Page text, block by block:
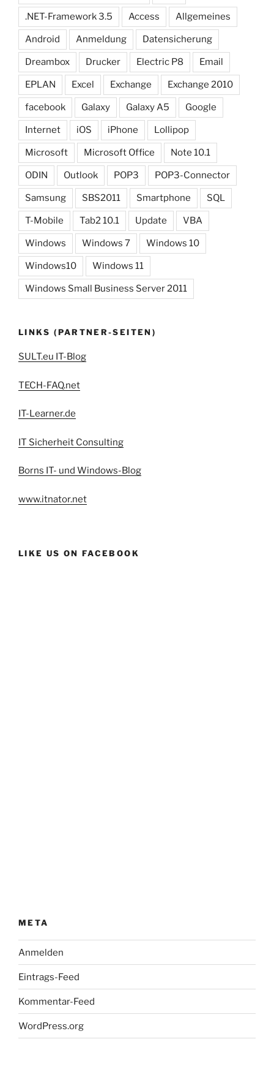
.NET-Framework 3.5 Access Allgemeines
Android Anmeldung Datensicherung
Dreambox Drucker Electric P8 Email
EPLAN Excel Exchange Exchange 2010
facebook Galaxy Galaxy A5 Google
Internet iOS iPhone Lollipop
Microsoft Microsoft Office Note 10.1
ODIN Outlook POP3 POP3-Connector
Samsung SBS2011 Smartphone SQL
T-Mobile Tab2 10.1 Update VBA
Windows Windows 7 Windows 10
Windows10 Windows 11
Windows Small Business Server 2011
LINKS (PARTNER-SEITEN)
SULT.eu IT-Blog
TECH-FAQ.net
IT-Learner.de
IT Sicherheit Consulting
Borns IT- und Windows-Blog
www.itnator.net
LIKE US ON FACEBOOK
META
Anmelden
Eintrags-Feed
Kommentar-Feed
WordPress.org